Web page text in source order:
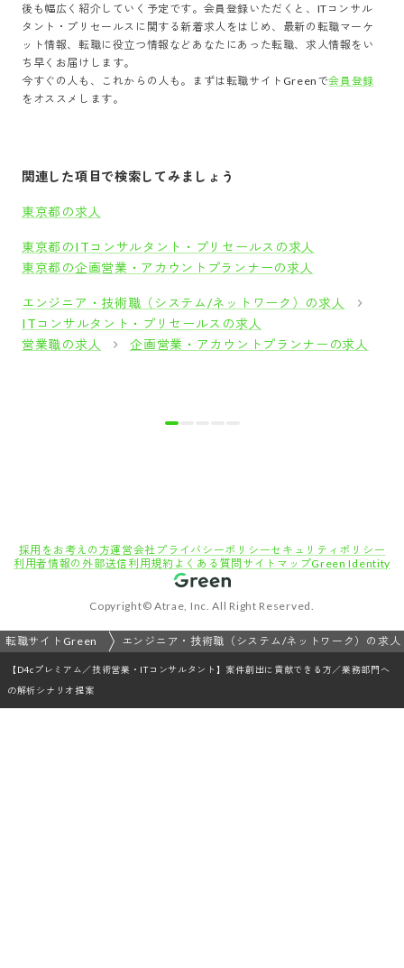
後も幅広く紹介していく予定です。会員登録いただくと、 ITコンサル
タント・プリセールス に関する新着求人をはじめ、最新の転職マーケ
ット情報、転職に役立つ情報などあなたにあった転職、求人情報をい
ち早くお届けします。
今すぐの人も、これからの人も。まずは転職サイトGreenで会員登録
をオススメします。
関連した項目で検索してみましょう
東京都の求人
東京都のITコンサルタント・プリセールスの求人
東京都の企画営業・アカウントプランナーの求人
エンジニア・技術職（システム/ネットワーク）の求人
ITコンサルタント・プリセールスの求人
営業職の求人
企画営業・アカウントプランナーの求人